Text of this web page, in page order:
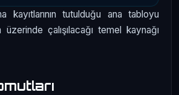
kayıtlarının tutulduğu ana tabloyu
çalışılacağı temel kaynağı